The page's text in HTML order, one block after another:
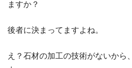
ますか？
後者に決まってますよね。
え？石材の加工の技術がないから